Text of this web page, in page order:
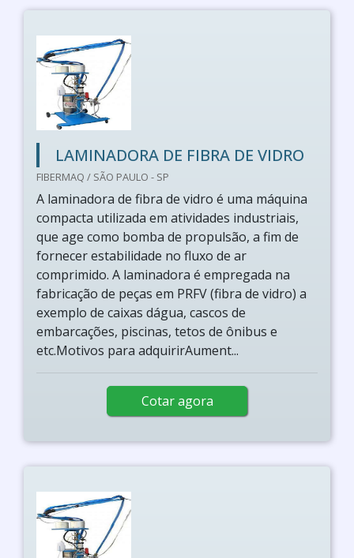
LAMINADORA DE FIBRA DE VIDRO
FIBERMAQ / SÃO PAULO - SP
A laminadora de fibra de vidro é uma máquina
compacta utilizada em atividades industriais,
que age como bomba de propulsão, a fim de
fornecer estabilidade no fluxo de ar
comprimido. A laminadora é empregada na
fabricação de peças em PRFV (fibra de vidro) a
exemplo de caixas dágua, cascos de
embarcações, piscinas, tetos de ônibus e
etc.Motivos para adquirirAument...
Cotar agora